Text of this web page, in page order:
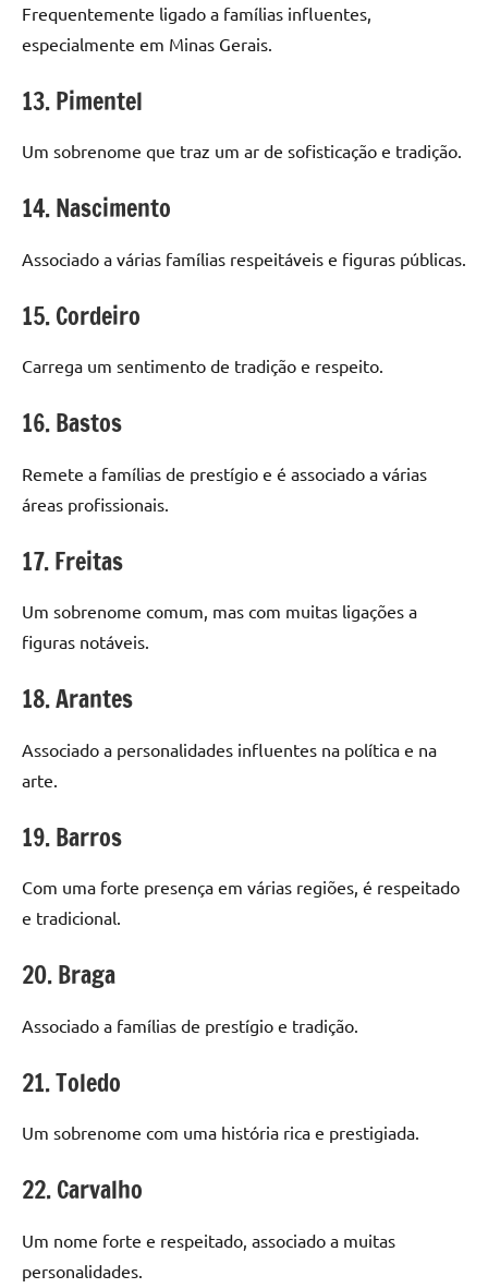
Frequentemente ligado a famílias influentes,
especialmente em Minas Gerais.
13. Pimentel
Um sobrenome que traz um ar de sofisticação e tradição.
14. Nascimento
Associado a várias famílias respeitáveis e figuras públicas.
15. Cordeiro
Carrega um sentimento de tradição e respeito.
16. Bastos
Remete a famílias de prestígio e é associado a várias
áreas profissionais.
17. Freitas
Um sobrenome comum, mas com muitas ligações a
figuras notáveis.
18. Arantes
Associado a personalidades influentes na política e na
arte.
19. Barros
Com uma forte presença em várias regiões, é respeitado
e tradicional.
20. Braga
Associado a famílias de prestígio e tradição.
21. Toledo
Um sobrenome com uma história rica e prestigiada.
22. Carvalho
Um nome forte e respeitado, associado a muitas
personalidades.